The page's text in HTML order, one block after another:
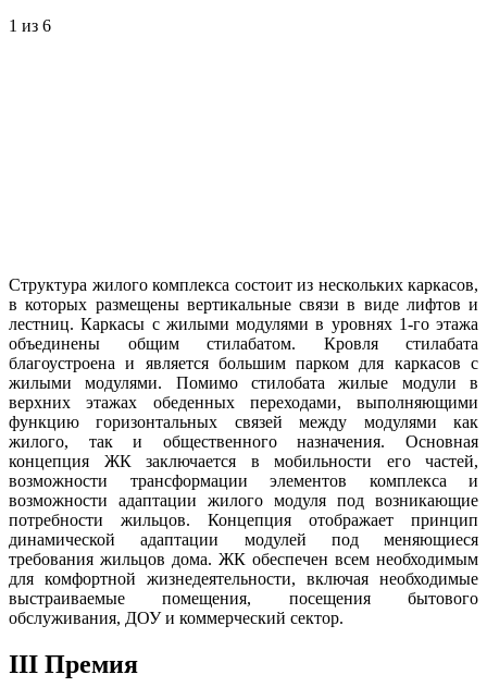
1 из 6
Структура жилого комплекса состоит из нескольких каркасов,
в которых размещены вертикальные связи в виде лифтов и
лестниц. Каркасы с жилыми модулями в уровнях 1-го этажа
объединены общим стилабатом. Кровля стилабата
благоустроена и является большим парком для каркасов с
жилыми модулями. Помимо стилобата жилые модули в
верхних этажах обеденных переходами, выполняющими
функцию горизонтальных связей между модулями как
жилого, так и общественного назначения. Основная
концепция ЖК заключается в мобильности его частей,
возможности трансформации элементов комплекса и
возможности адаптации жилого модуля под возникающие
потребности жильцов. Концепция отображает принцип
динамической адаптации модулей под меняющиеся
требования жильцов дома. ЖК обеспечен всем необходимым
для комфортной жизнедеятельности, включая необходимые
выстраиваемые помещения, посещения бытового
обслуживания, ДОУ и коммерческий сектор.
III Премия